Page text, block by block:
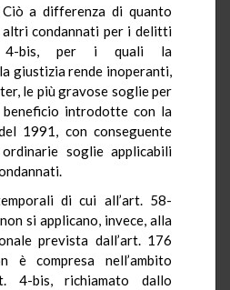
Ciò a differenza di quanto
condannati per i delitti
4-bis, per i quali la
giustizia rende inoperanti,
le più gravose soglie per
beneficio introdotte con la
1991, con conseguente
soglie applicabili
di cui all’art. 58-
si applicano, invece, alla
prevista dall’art. 176
è compresa nell’ambito
4-bis, richiamato dallo